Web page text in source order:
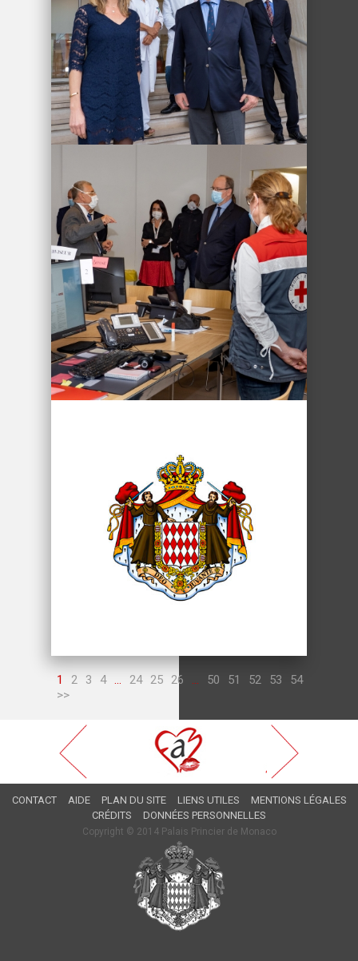
1 2 3 4 ... 24 25 26 ... 50 51 52 53
54
>>
CONTACT AIDE PLAN DU SITE LIENS UTILES
MENTIONS LÉGALES
CRÉDITS
DONNÉES PERSONNELLES
Copyright © 2014 Palais Princier de Monaco